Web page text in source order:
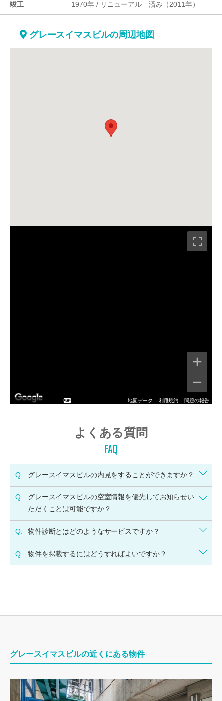
竣工 1970年 / リニューアル 済み（2011年）
グレースイマスビルの周辺地図
地図データ 利用規約 問題の報告
よくある質問
FAQ
Q. グレースイマスビルの内見をすることができますか？
Q.
グレースイマスビルの空室情報を優先してお知らせい
ただくことは可能ですか？
Q. 物件診断とはどのようなサービスですか？
Q. 物件を掲載するにはどうすればよいですか？
グレースイマスビルの近くにある物件